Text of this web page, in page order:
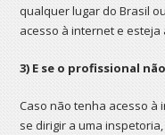
qualquer lugar do Brasil
acesso à internet e esteja
3) E se o profissional
Caso não tenha acesso à
se dirigir a uma